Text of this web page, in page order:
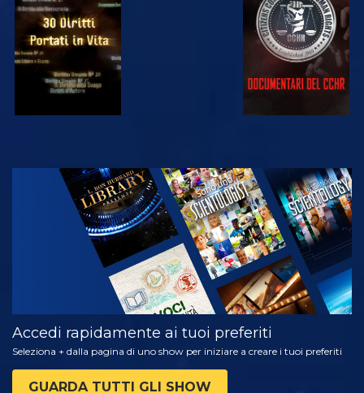
GUARDA GUARDA
GUARDA
ESPLORA LE
SERIE
Accedi rapidamente ai tuoi preferiti
Seleziona + dalla pagina di uno show per iniziare a creare i tuoi preferiti
GUARDA TUTTI GLI SHOW